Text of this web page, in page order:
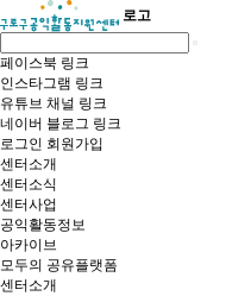
로고
페이스북 링크
인스타그램 링크
유튜브 채널 링크
네이버 블로그 링크
로그인 회원가입
센터소개
센터소식
센터사업
공익활동정보
아카이브
모두의 공유플랫폼
센터소개